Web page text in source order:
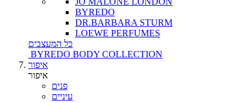
BYREDO
DR.BARBARA STURM
LOEWE PERFUMES
כל המעצבים
BYREDO BODY COLLECTION
איפור
איפור
פנים
עיניים